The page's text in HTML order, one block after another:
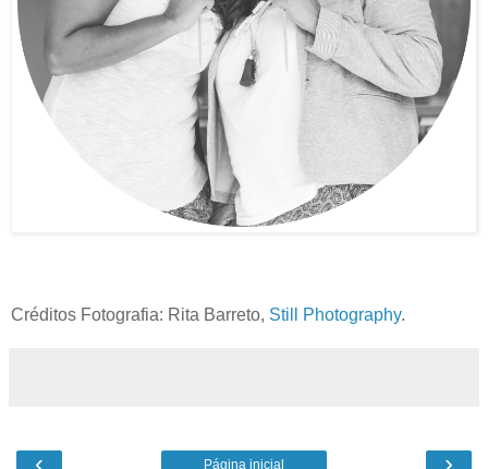
Créditos Fotografia: Rita Barreto, Still Photography.
‹ ›
Página inicial